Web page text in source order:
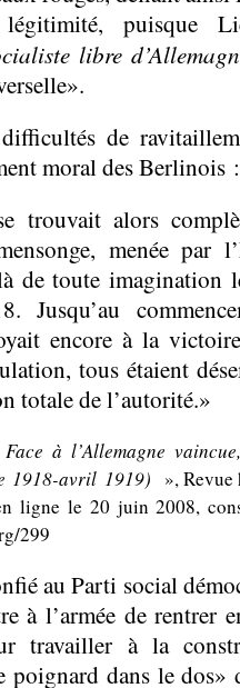
légitimité, puisque
libre
de
moral des Berlinois :
trouvait alors
menée par
de toute imagination
Jusqu’au
encore à la
tous étaient
totale de l’autorité.»
Face à l’Allemagne
1918-avril 1919) »,
ligne le 20 juin 2008,
299
au Parti social
à l’armée de rentrer
travailler à la
poignard dans le